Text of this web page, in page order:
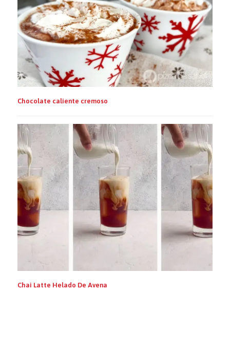
Chocolate caliente cremoso
Chai Latte Helado De Avena